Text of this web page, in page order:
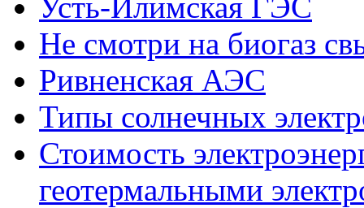
Усть-Илимская ГЭС
Не смотри на биогаз
Ривненская АЭС
Типы солнечных
Стоимость
геотермальными